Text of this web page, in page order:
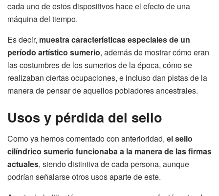
cada uno de estos dispositivos hace el efecto de una
máquina del tiempo.
Es decir, muestra características especiales de un
período artístico sumerio, además de mostrar cómo eran
las costumbres de los sumerios de la época, cómo se
realizaban ciertas ocupaciones, e incluso dan pistas de la
manera de pensar de aquellos pobladores ancestrales.
Usos y pérdida del sello
Como ya hemos comentado con anterioridad, el sello
cilíndrico sumerio funcionaba a la manera de las firmas
actuales, siendo distintiva de cada persona, aunque
podrían señalarse otros usos aparte de este.